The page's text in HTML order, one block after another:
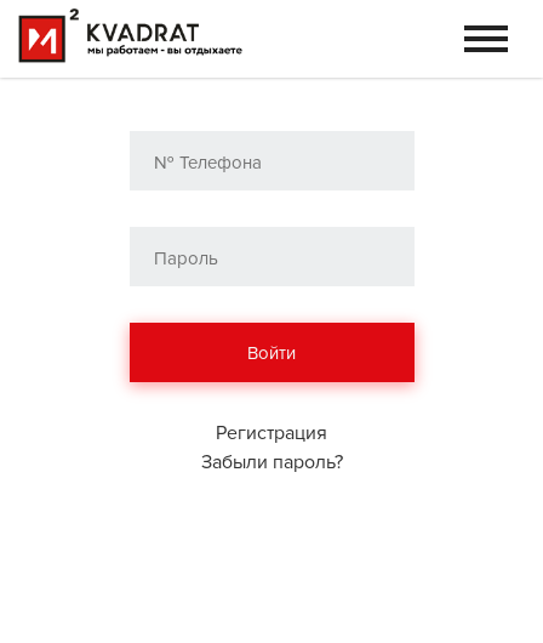
Регистрация
Забыли пароль?